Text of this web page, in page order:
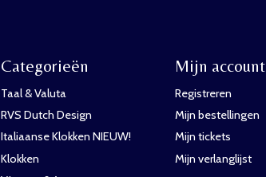
Categorieën
Taal & Valuta
RVS Dutch Design
Italiaanse Klokken NIEUW!
Klokken
Mijn account
Registreren
Mijn bestellingen
Mijn tickets
Mijn verlanglijst